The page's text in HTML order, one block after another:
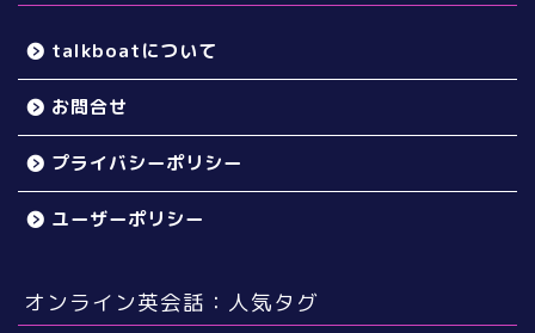
talkboatについて
お問合せ
プライバシーポリシー
ユーザーポリシー
オンライン英会話：人気タグ